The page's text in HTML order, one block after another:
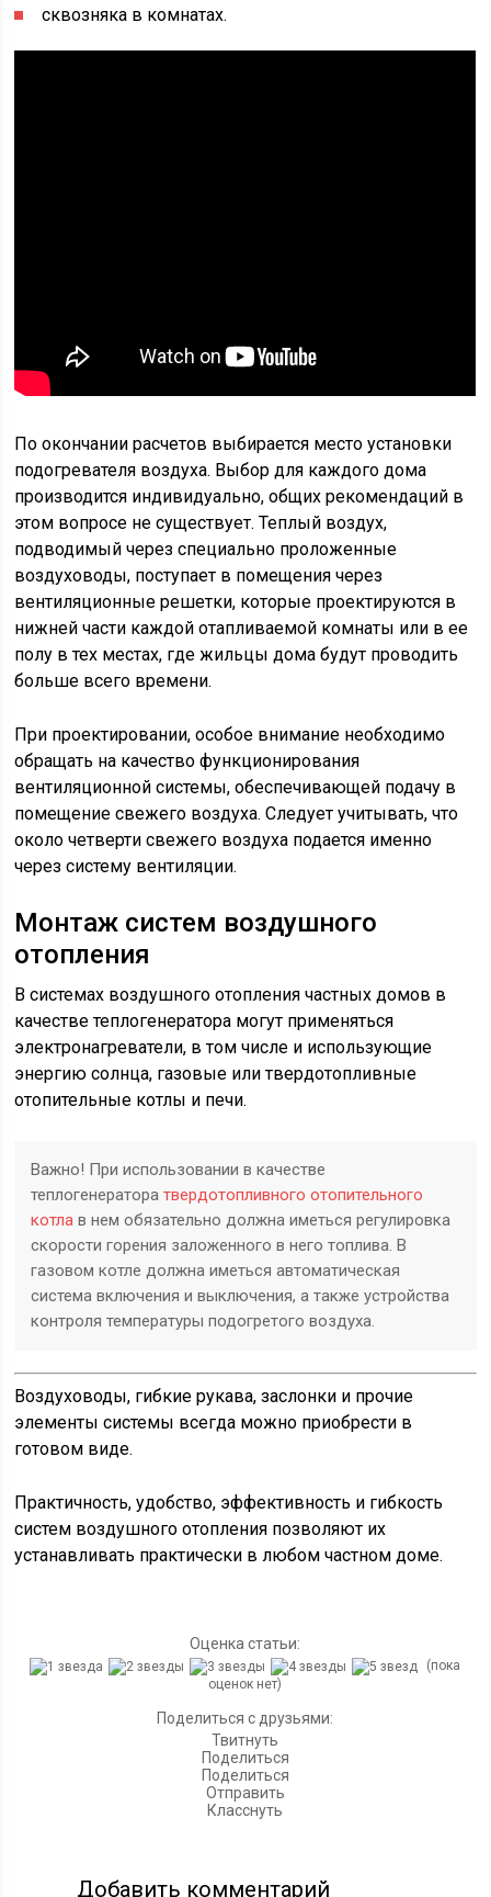
сквозняка в комнатах.
По окончании расчетов выбирается место установки
подогревателя воздуха. Выбор для каждого дома
производится индивидуально, общих рекомендаций в
этом вопросе не существует. Теплый воздух,
подводимый через специально проложенные
воздуховоды, поступает в помещения через
вентиляционные решетки, которые проектируются в
нижней части каждой отапливаемой комнаты или в ее
полу в тех местах, где жильцы дома будут проводить
больше всего времени.
При проектировании, особое внимание необходимо
обращать на качество функционирования
вентиляционной системы, обеспечивающей подачу в
помещение свежего воздуха. Следует учитывать, что
около четверти свежего воздуха подается именно
через систему вентиляции.
Монтаж систем воздушного
отопления
В системах воздушного отопления частных домов в
качестве теплогенератора могут применяться
электронагреватели, в том числе и использующие
энергию солнца, газовые или твердотопливные
отопительные котлы и печи.
Важно! При использовании в качестве
теплогенераторатвердотопливного отопительного
котла в нем обязательно должна иметься регулировка
скорости горения заложенного в него топлива. В
газовом котле должна иметься автоматическая
система включения и выключения, а также устройства
контроля температуры подогретого воздуха.
Воздуховоды, гибкие рукава, заслонки и прочие
элементы системы всегда можно приобрести в
готовом виде.
Практичность, удобство, эффективность и гибкость
систем воздушного отопления позволяют их
устанавливать практически в любом частном доме.
Оценка статьи:
(пока
оценок нет)
Поделиться с друзьями:
Твитнуть
Поделиться
Поделиться
Отправить
Класснуть
Добавить комментарий